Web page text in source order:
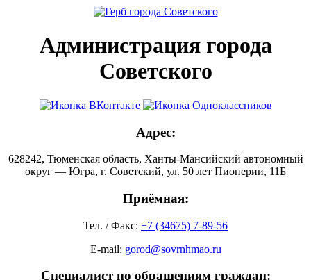
Администрация города
Советского
Адрес:
628242, Тюменская область, Ханты-Мансийский автономный
округ — Югра, г. Советский, ул. 50 лет Пионерии, 11Б
Приёмная:
Тел. / Факс: +7 (34675) 7-89-56
E-mail: gorod@sovrnhmao.ru
Специалист по обращениям граждан: